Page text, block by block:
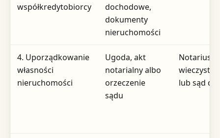
współkredytobiorcy
dochodowe,
dokumenty
nieruchomości
4. Uporządkowanie
własności
nieruchomości
Ugoda, akt
notarialny albo
orzeczenie
sądu
Notariusz,
lub sąd